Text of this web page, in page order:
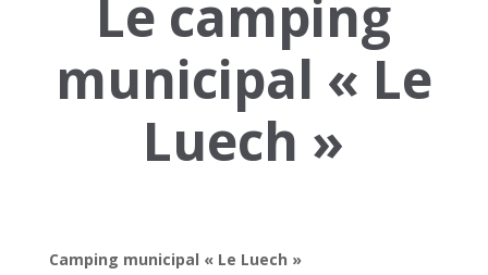
Le camping
municipal « Le
Luech »
Camping municipal « Le Luech »